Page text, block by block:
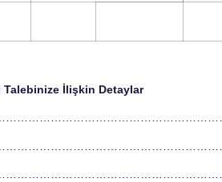
Talebinize İlişkin Detaylar